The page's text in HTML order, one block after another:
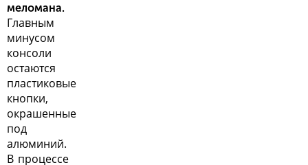
меломана.
Главным
минусом
консоли
остаются
пластиковые
кнопки,
окрашенные
под
алюминий.
В процессе